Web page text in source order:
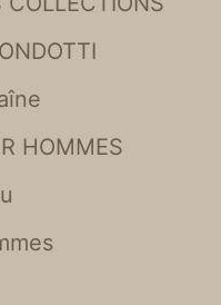
HOMMES